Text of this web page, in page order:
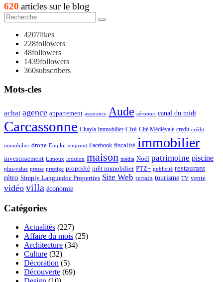
620 articles sur le blog
4207likes
228followers
48followers
1439followers
360subscribers
Mots-cles
achat agence appartement assurance Aude aéroport canal du midi
Carcassonne Chayla Immobilier Cité Cité Médiévale credit crédit
immobilier drone Emploi emprunt Facebook fiscalité immobilier
investissement Limoux location maison média Noël patrimoine piscine
plus-value presse prestige propriété prêt immobilier PTZ+ publicité restaurant
rétro Simply Languedoc Properties Site Web terrain tourisme TV vente
vidéo villa économie
Catégories
Actualités (227)
Affaire du mois (25)
Architecture (34)
Culture (32)
Décoration (5)
Découverte (69)